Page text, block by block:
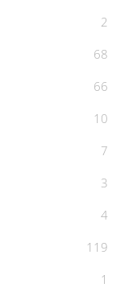
2
68
66
10
7
3
4
119
1